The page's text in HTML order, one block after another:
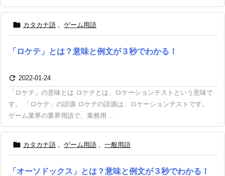
 カタカナ語 , ゲーム用語
「ロケテ」とは？意味と例文が３秒でわかる！
 2022-01-24
「ロケテ」の意味とは ロケテとは、ロケーションテストという意味で
す。 「ロケテ」の語源 ロケテの語源は、ロケーションテストです。
ゲーム業界の業界用語で、業務用 ...
 カタカナ語 , ゲーム用語 , 一般用語
「オーソドックス」とは？意味と例文が３秒でわかる！